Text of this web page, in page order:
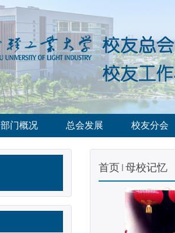
部门概况 总会发展 校友分会
首页 母校记忆